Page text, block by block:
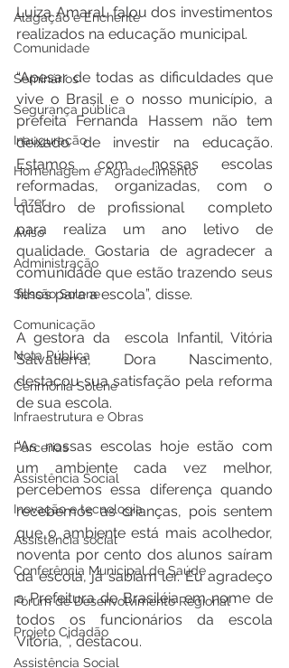
Alagação e Enchente
Comunidade
Seminários
Segurança pública
Inauguração
Homenagem e Agradecimento
Lazer
Aviso
Administração
Sessão Solene
Comunicação
Nota Pública
Cerimônia Solene
Infraestrutura e Obras
Parcerias
Assistência Social
Inovação e tecnologia
Assistência social
Conferência Municipal de Saúde
Fórum de Desenvolvimento Regional
Projeto Cidadão
Assistência Social
Luiza Amaral, falou dos investimentos
realizados na educação municipal.
“Apesar de todas as dificuldades que
vive o Brasil e o nosso município, a
prefeita Fernanda Hassem não tem
deixado de investir na educação.
Estamos com nossas escolas
reformadas, organizadas, com o
quadro de profissional  completo
para realiza um ano letivo de
qualidade. Gostaria de agradecer a
comunidade que estão trazendo seus
filhos para a escola”, disse.
A gestora da  escola Infantil, Vitória
Salvatierra, Dora Nascimento,
destacou sua satisfação pela reforma
de sua escola.
“As nossas escolas hoje estão com
um ambiente cada vez melhor,
percebemos essa diferença quando
recebemos as crianças, pois sentem
que o ambiente está mais acolhedor,
noventa por cento dos alunos saíram
da escola, já sabiam ler. Eu agradeço
a Prefeitura de Brasiléia em nome de
todos os funcionários da escola
Vitória, ”, destacou.